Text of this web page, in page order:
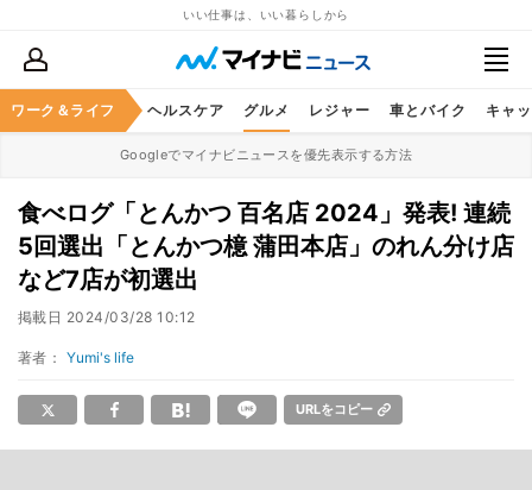
いい仕事は、いい暮らしから
ワーク＆ライフ
マネー 暮らし ヘルスケア グルメ レジャー 車とバイク キャ
Googleでマイナビニュースを優先表示する方法
食べログ「とんかつ 百名店 2024」発表! 連続
5回選出「とんかつ檍 蒲田本店」のれん分け店
など7店が初選出
掲載日 2024/03/28 10:12
著者： Yumi's life
URLをコピー